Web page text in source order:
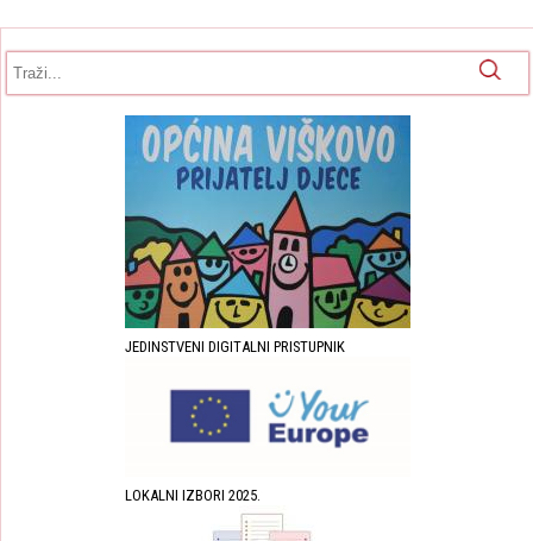
JEDINSTVENI DIGITALNI PRISTUPNIK
LOKALNI IZBORI 2025.